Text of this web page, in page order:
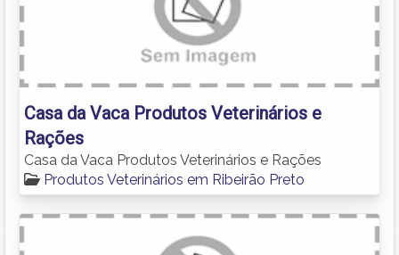
Casa da Vaca Produtos Veterinários e
Rações
Casa da Vaca Produtos Veterinários e Rações
Produtos Veterinários em Ribeirão Preto